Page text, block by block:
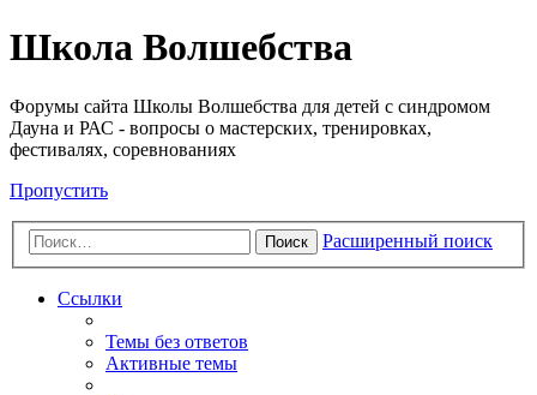
Школа Волшебства
Форумы сайта Школы Волшебства для детей с синдромом
Дауна и РАС - вопросы о мастерских, тренировках,
фестивалях, соревнованиях
Пропустить
Поиск Расширенный поиск
Ссылки
Темы без ответов
Активные темы